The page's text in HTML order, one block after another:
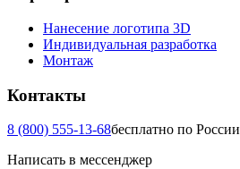
Нанесение логотипа 3D
Индивидуальная разработка
Монтаж
Контакты
8 (800) 555-13-68бесплатно по России
Написать в мессенджер